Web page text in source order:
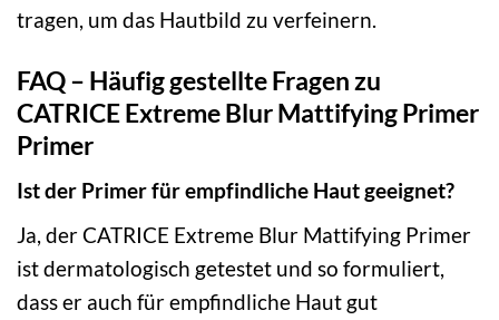
tragen, um das Hautbild zu verfeinern.
FAQ – Häufig gestellte Fragen zu
CATRICE Extreme Blur Mattifying Primer
Primer
Ist der Primer für empfindliche Haut geeignet?
Ja, der CATRICE Extreme Blur Mattifying Primer
ist dermatologisch getestet und so formuliert,
dass er auch für empfindliche Haut gut